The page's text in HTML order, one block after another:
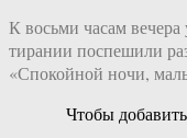
К восьми часам
тирании поспешили
«Спокойной ночи,
Чтобы